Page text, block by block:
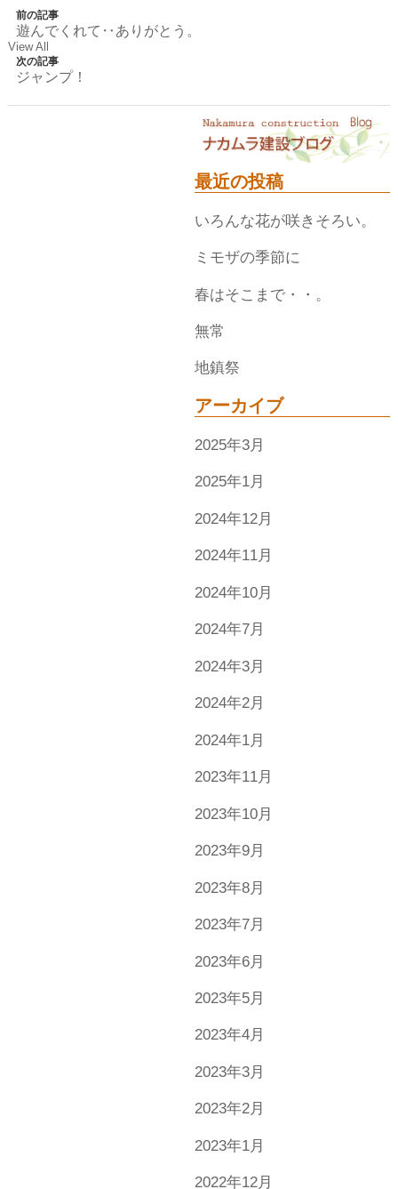
前の記事
遊んでくれて‥ありがとう。
View All
次の記事
ジャンプ！
最近の投稿
いろんな花が咲きそろい。
ミモザの季節に
春はそこまで・・。
無常
地鎮祭
アーカイブ
2025年3月
2025年1月
2024年12月
2024年11月
2024年10月
2024年7月
2024年3月
2024年2月
2024年1月
2023年11月
2023年10月
2023年9月
2023年8月
2023年7月
2023年6月
2023年5月
2023年4月
2023年3月
2023年2月
2023年1月
2022年12月